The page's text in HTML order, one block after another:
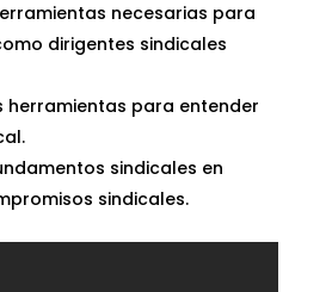
necesarias para
dirigentes sindicales
herramientas para entender
sindicales en
sindicales.